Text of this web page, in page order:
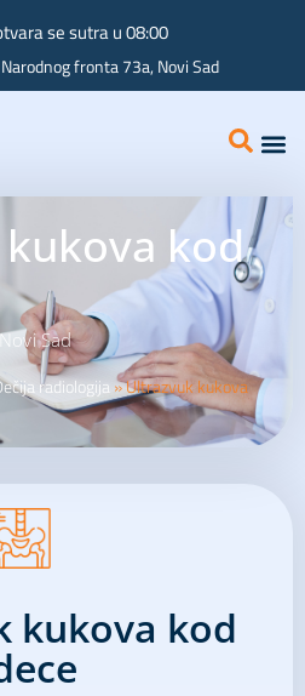
Narodnog fronta 73a, Novi Sad
se sutra u 08:00
kod
Sad
radiologija»Ultrazvuk kukova
kukova kod